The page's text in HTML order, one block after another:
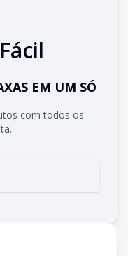
EM UM SÓ
com todos os